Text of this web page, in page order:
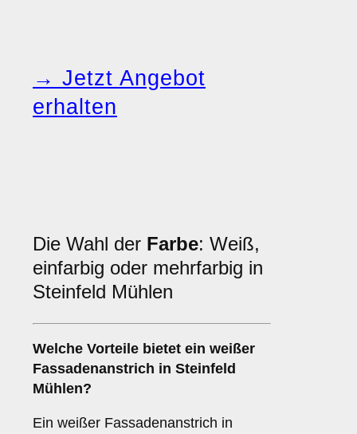
→ Jetzt Angebot
erhalten
Die Wahl der Farbe: Weiß,
einfarbig oder mehrfarbig in
Steinfeld Mühlen
Welche Vorteile bietet ein weißer
Fassadenanstrich in Steinfeld
Mühlen?
Ein weißer Fassadenanstrich in